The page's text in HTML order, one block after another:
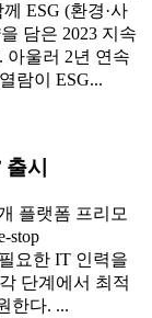
ESG (환경·사
담은 2023 지속
아울러 2년 연속
람이 ESG...
시
플랫폼 프리모
stop
요한 IT 인력을
단계에서 최적
한다. ...